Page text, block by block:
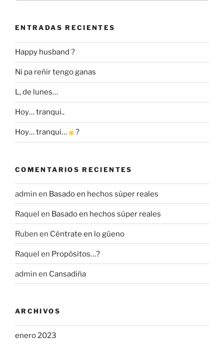
ENTRADAS RECIENTES
Happy husband ?
Ni pa reñir tengo ganas
L, de lunes…
Hoy… tranqui..
Hoy… tranqui… ?
COMENTARIOS RECIENTES
admin en Basado en hechos súper reales
Raquel en Basado en hechos súper reales
Ruben en Céntrate en lo güeno
Raquel en Propósitos…?
admin en Cansadiña
ARCHIVOS
enero 2023